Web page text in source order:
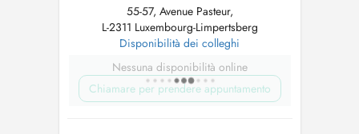
55-57, Avenue Pasteur,
L-2311 Luxembourg-Limpertsberg
Disponibilità dei colleghi
Nessuna disponibilità online
Chiamare per prendere appuntamento